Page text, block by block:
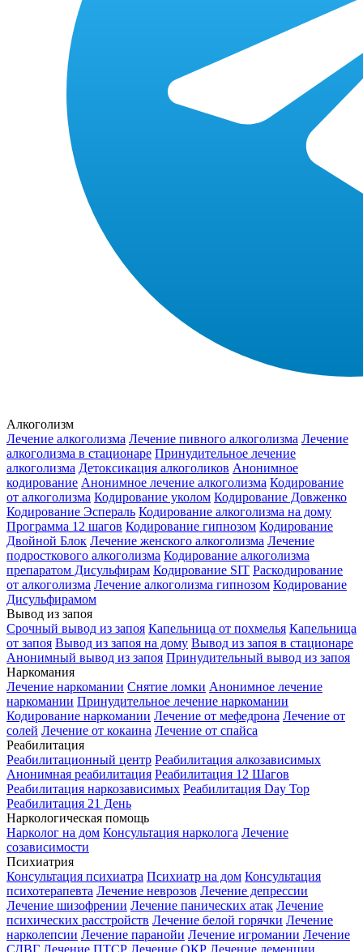
Алкоголизм
Лечение алкоголизма Лечение пивного алкоголизма Лечение
алкоголизма в стационаре Принудительное лечение
алкоголизма Детоксикация алкоголиков Анонимное
кодирование Анонимное лечение алкоголизма Кодирование
от алкоголизма Кодирование уколом Кодирование Довженко
Кодирование Эспераль Кодирование алкоголизма на дому
Программа 12 шагов Кодирование гипнозом Кодирование
Двойной Блок Лечение женского алкоголизма Лечение
подросткового алкоголизма Кодирование алкоголизма
препаратом Дисульфирам Кодирование SIT Раскодирование
от алкоголизма Лечение алкоголизма гипнозом Кодирование
Дисульфирамом
Вывод из запоя
Срочный вывод из запоя Капельница от похмелья Капельница
от запоя Вывод из запоя на дому Вывод из запоя в стационаре
Анонимный вывод из запоя Принудительный вывод из запоя
Наркомания
Лечение наркомании Снятие ломки Анонимное лечение
наркомании Принудительное лечение наркомании
Кодирование наркомании Лечение от мефедрона Лечение от
солей Лечение от кокаина Лечение от спайса
Реабилитация
Реабилитационный центр Реабилитация алкозависимых
Анонимная реабилитация Реабилитация 12 Шагов
Реабилитация наркозависимых Реабилитация Day Top
Реабилитация 21 День
Наркологическая помощь
Нарколог на дом Консультация нарколога Лечение
созависимости
Психиатрия
Консультация психиатра Психиатр на дом Консультация
психотерапевта Лечение неврозов Лечение депрессии
Лечение шизофрении Лечение панических атак Лечение
психических расстройств Лечение белой горячки Лечение
нарколепсии Лечение паранойи Лечение игромании Лечение
СДВГ Лечение ПТСР Лечение ОКР Лечение деменции